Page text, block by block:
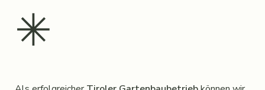
✳︎